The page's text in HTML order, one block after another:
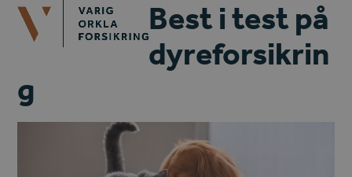
Skip
content
Open
mobile
menu
Close
mobile
menu
Best i test på
dyreforsikrin
g